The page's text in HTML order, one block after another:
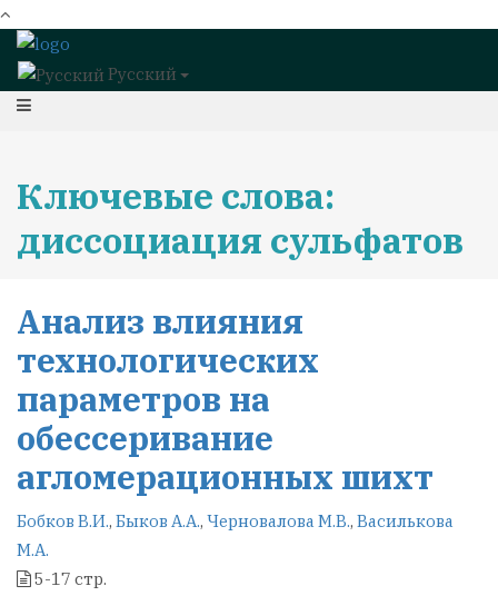
Русский
Ключевые слова:
диссоциация сульфатов
Анализ влияния
технологических
параметров на
обессеривание
агломерационных шихт
Бобков В.И., Быков А.А., Черновалова М.В., Василькова
М.А.
5-17 стр.